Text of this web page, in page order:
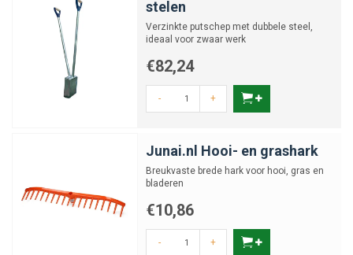
stelen
Verzinkte putschep met dubbele steel,
ideaal voor zwaar werk
€82,24
- +
Junai.nl Hooi- en grashark
Breukvaste brede hark voor hooi, gras en
bladeren
€10,86
- +